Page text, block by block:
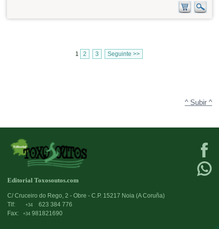
1 2 3 Seguinte >>
^ Subir ^
Editorial Toxosoutos.com
C/ Cruceiro do Rego, 2 - Obre - C.P. 15217 Noia (A Coruña)
Tlf:
+34
623 384 776
Fax:
+34 981821690
->